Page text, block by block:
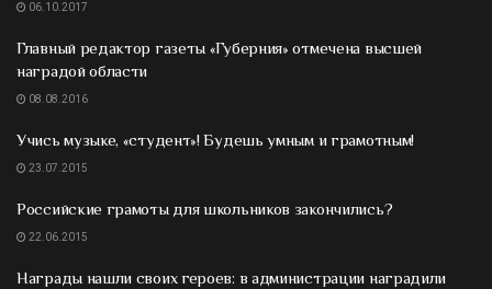
06.10.2017
Главный редактор газеты «Губерния» отмечена высшей
наградой области
08.08.2016
Учись музыке, «студент»! Будешь умным и грамотным!
23.07.2015
Российские грамоты для школьников закончились?
22.06.2015
Награды нашли своих героев: в администрации наградили